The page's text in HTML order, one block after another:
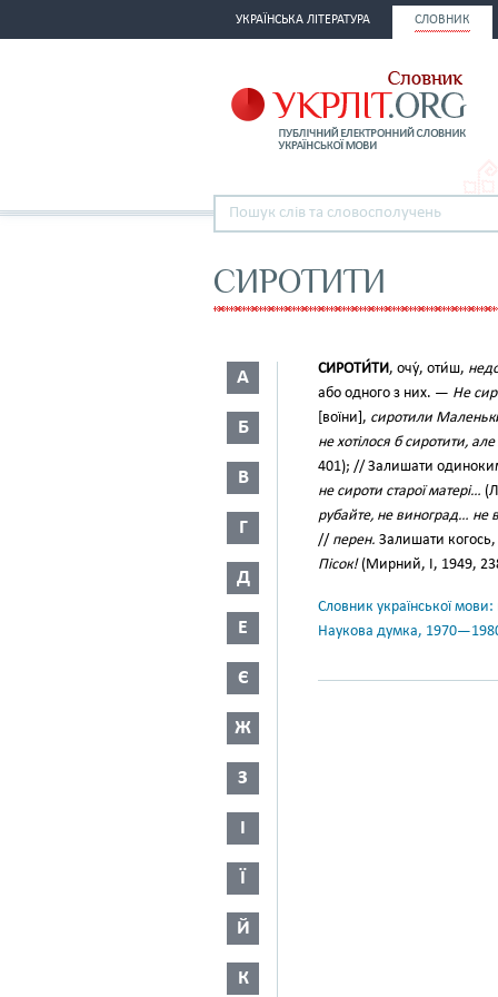
УКРАЇНСЬКА ЛІТЕРАТУРА СЛОВНИК
СИРОТИТИ
А
Б
В
Г
Д
Е
Є
Ж
З
І
Ї
Й
К
СИРОТИ́ТИ, очу́, оти́ш,
або одного з них. — Не
[воїни], сиротили
не хотілося б сиротити,
401); // Залишати
не сироти старої матері…
рубайте, не виноград… не
// перен. Залишати
Пісок!(Мирний, І, 1949,
Словник української
Наукова думка,